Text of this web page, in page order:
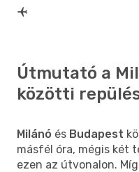
Útmutató a
közötti
Milánó és Budapest
másfél óra, mégis két
ezen az útvonalon.